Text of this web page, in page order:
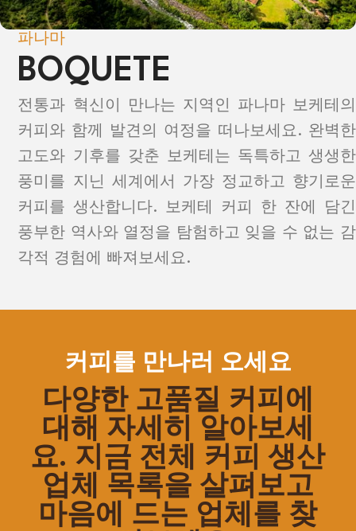
파나마
BOQUETE
전통과 혁신이 만나는 지역인 파나마 보케테의
커피와 함께 발견의 여정을 떠나보세요. 완벽한
고도와 기후를 갖춘 보케테는 독특하고 생생한
풍미를 지닌 세계에서 가장 정교하고 향기로운
커피를 생산합니다. 보케테 커피 한 잔에 담긴
풍부한 역사와 열정을 탐험하고 잊을 수 없는 감
각적 경험에 빠져보세요.
커피를 만나러 오세요
다양한 고품질 커피에
대해 자세히 알아보세
요. 지금 전체 커피 생산
업체 목록을 살펴보고
마음에 드는 업체를 찾